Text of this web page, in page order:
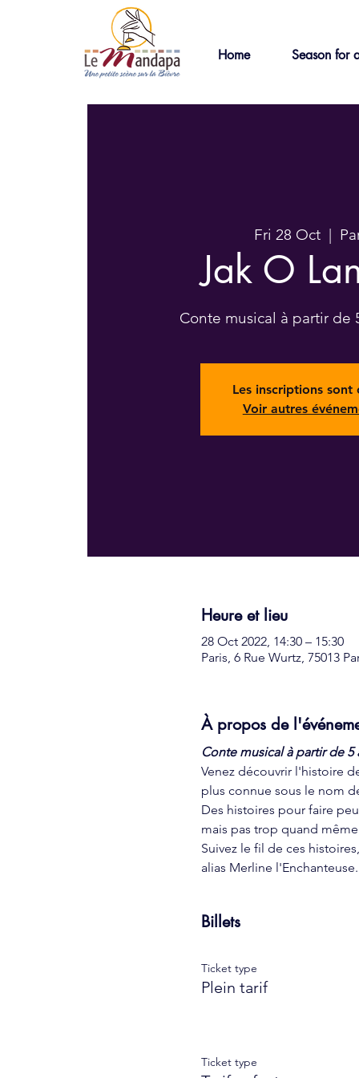
Home Season for
Fri 28 Oct
  |
Jak O
Conte musical à partir de
Les inscriptions sont
Voir autres
Heure et lieu
28 Oct 2022, 14:30 – 15:30
Paris, 6 Rue Wurtz, 75013
À propos de
Conte musical à partir de 5
Venez découvrir l'histoire
plus connue sous le nom
Des histoires pour faire
mais pas trop quand
Suivez le fil de ces
alias Merline l'Enchanteuse.
Billets
Ticket type
Plein tarif
Ticket type